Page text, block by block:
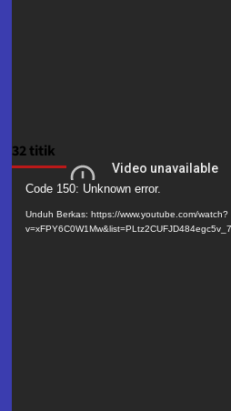
32 titik
Pemutar
Video
Code 150: Unknown error.
Unduh Berkas: https://www.youtube.com/watch?